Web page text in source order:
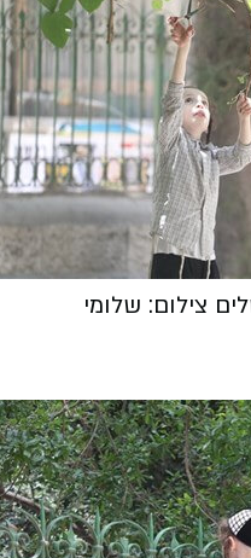
צילום: שלומי